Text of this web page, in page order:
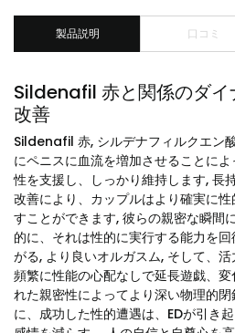
製品説明 口コミ
Sildenafil 赤と関係のダイ
改善
Sildenafil 赤, シルデナフィルクエン
にペニスに血流を増加させることに
性を支援し、しっかり維持します, 長
改善により、カップルはより確実に
すことができます, 彼らの親密な瞬間
的に、それは性的に実行する能力を
がる, より良いオルガスム, そして、
頻繁に性能の心配なしで延長遊戯、
れた親密性によってより深い物理的
に、成功した性的遭遇は、EDが引き